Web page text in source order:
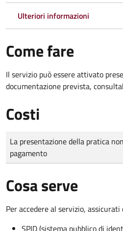
Ulteriori informazioni
Come fare
Il servizio può essere attivato
documentazione prevista,
Costi
Tipo di pagamento
Importo
La presentazione della pratica
pagamento
Cosa serve
Per accedere al servizio, assicurati
SPID (sistema pubblico di